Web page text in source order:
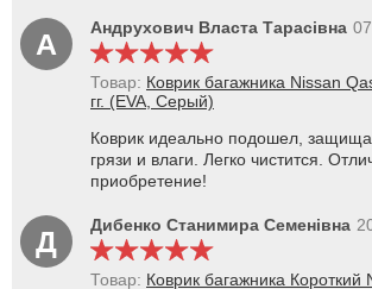
А Андрухович Власта Тарасівна
Товар: Коврик багажника Nissan
гг. (EVA, Серый)
Коврик идеально подошел,
грязи и влаги. Легко чистится.
приобретение!
Д Дибенко Станимира Семенівна
Товар: Коврик багажника Короткий